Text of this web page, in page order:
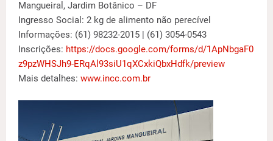
Mangueiral, Jardim Botânico – DF
Ingresso Social: 2 kg de alimento não perecível
Informações: (61) 98232-2015 | (61) 3054-0543
Inscrições: https://docs.google.com/forms/d/1ApNbgaF0
z9pzWHSJh9-ERqAl93siU1qXCxkiQbxHdfk/preview
Mais detalhes: www.incc.com.br